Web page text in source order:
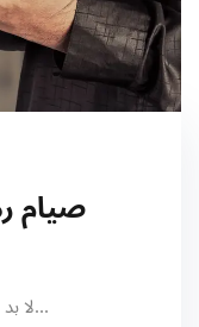
صيام
لا بد أن أوضح لك أن كل هذه الأفكار المغلوطة...